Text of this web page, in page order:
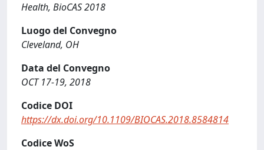
Health, BioCAS 2018
Luogo del Convegno
Cleveland, OH
Data del Convegno
OCT 17-19, 2018
Codice DOI
https://dx.doi.org/10.1109/BIOCAS.2018.8584814
Codice WoS